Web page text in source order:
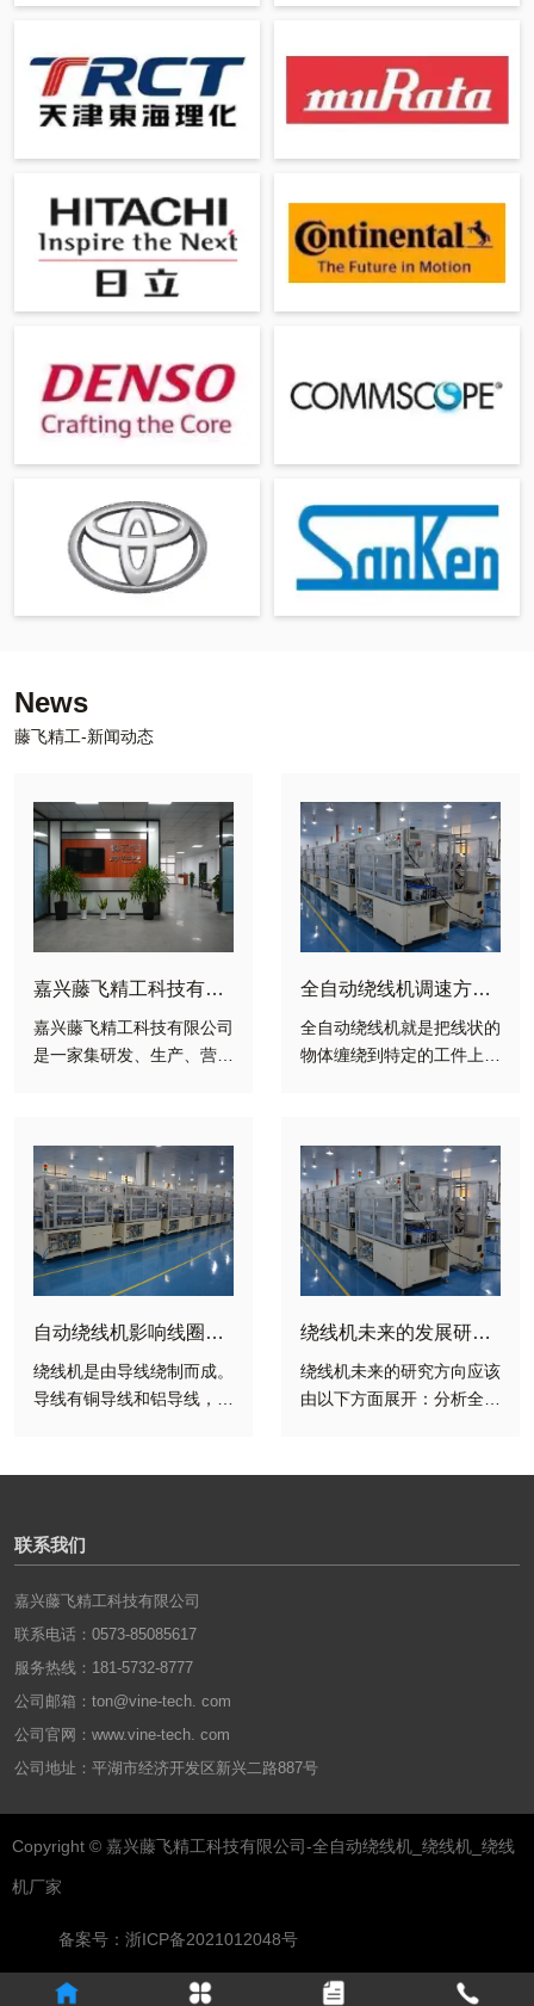
News
藤飞精工-新闻动态
嘉兴藤飞精工科技有限
公司介绍
嘉兴藤飞精工科技有限公司
是一家集研发、生产、营
车载锂电池、半导体方面的
自动化创新。
全自动绕线机调速方式
介绍
全自动绕线机就是把线状的
物体缠绕到特定的工件上的
全自动机种一般都采用多头
联动设计，国内的生产厂家
大多都是参照了台湾等地的
进口机型的设计，采用可编
程控制器作为设备的控制核
心，配合机械手、气动控制
元件和执行附件来完成自动
线、自动装卸骨架等功能，
这种机型的生产效率极高，
自动绕线机影响线圈尺
寸的原因有哪些？
绕线机是由导线绕制而成。
导线有铜导线和铝导线，每
绝缘层组合成一个整体，这
的匝间绝缘。我们通常所运
用的线圈采用线规为
2.2*2.5mm的单根纸包扁铝
圈。牵引变压器饼式线圈的
外形尺寸、紧实度、平整度
等各方面都需求契合技术请
求。线圈绕制时，导线线规
和匝间间隙决议了线圈各尺
件就是找出影响线圈匝问问
隙的要素，这也是控制线圈
绕线机未来的发展研究
方向
绕线机未来的研究方向应该
由以下方面展开：分析全自
案，对卷绕主机、张力可调
机械结构设计做出分析，建
联系我们
嘉兴藤飞精工科技有限公司
联系电话：0573-85085617
服务热线：181-5732-8777
公司邮箱：ton@vine-tech. com
公司官网： www.vine-tech. com
公司地址：平湖市经济开发区新兴二路887号
Copyright © 嘉兴藤飞精工科技有限公司-全自动绕线机_绕线机_绕线
机厂家
备案号：浙ICP备2021012048号